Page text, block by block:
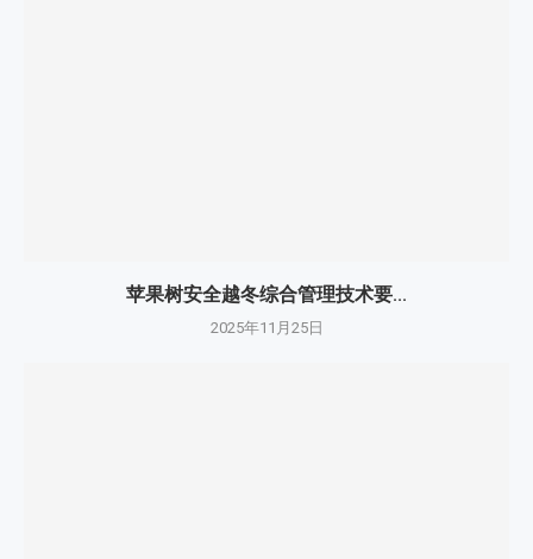
苹果树安全越冬综合管理技术要...
2025年11月25日